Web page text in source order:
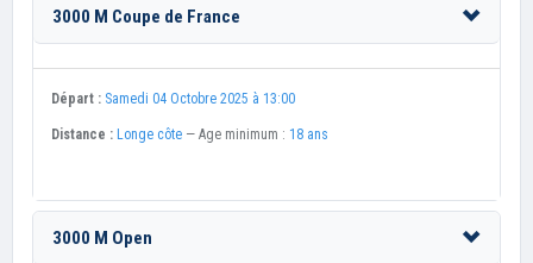
3000 M Coupe de France
Départ : Samedi 04 Octobre 2025 à 13:00
Distance : Longe côte — Age minimum : 18 ans
3000 M Open